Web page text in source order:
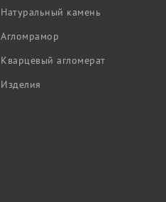
Натуральный камень
Агломрамор
Кварцевый агломерат
Изделия